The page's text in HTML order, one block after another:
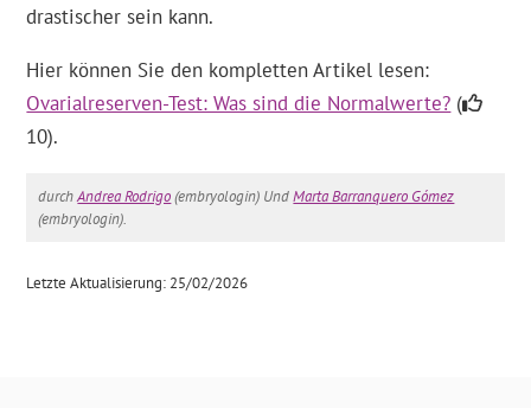
drastischer sein kann.
Hier können Sie den kompletten Artikel lesen:
Ovarialreserven-Test: Was sind die Normalwerte? (
10).
durchAndrea Rodrigo(embryologin) UndMarta Barranquero Gómez
(embryologin).
Letzte Aktualisierung: 25/02/2026